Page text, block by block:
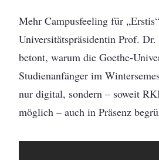
Mehr Campusfeeling für
Universitätspräsidentin Prof.
betont, warum die Goethe-
Studienanfänger im
nur digital, sondern – soweit
möglich – auch in Präsenz